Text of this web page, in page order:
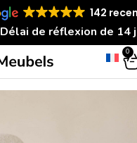
142
Délai de réflexion de 14
0